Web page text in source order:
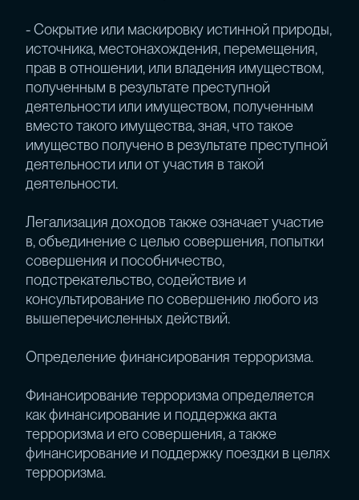
- Сокрытие или маскировку истинной природы,
источника, местонахождения, перемещения,
прав в отношении, или владения имуществом,
полученным в результате преступной
деятельности или имуществом, полученным
вместо такого имущества, зная, что такое
имущество получено в результате преступной
деятельности или от участия в такой
деятельности.
Легализация доходов также означает участие
в, объединение с целью совершения, попытки
совершения и пособничество,
подстрекательство, содействие и
консультирование по совершению любого из
вышеперечисленных действий.
Определение финансирования терроризма.
Финансирование терроризма определяется
как финансирование и поддержка акта
терроризма и его совершения, а также
финансирование и поддержку поездки в целях
терроризма.